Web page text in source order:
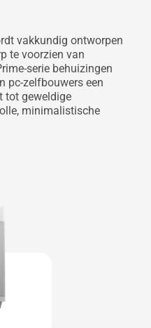
vakkundig ontworpen
te voorzien van
serie behuizingen
pc-zelfbouwers een
tot geweldige
minimalistische